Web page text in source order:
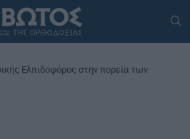
Ελπιδοφόρος στην πορεία των